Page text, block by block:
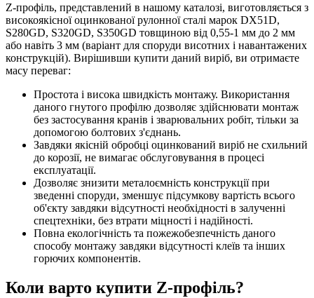
Z-профіль, представлений в нашому каталозі, виготовляється з
високоякісної оцинкованої рулонної сталі марок DX51D,
S280GD, S320GD, S350GD товщиною від 0,55-1 мм до 2 мм
або навіть 3 мм (варіант для споруди висотних і навантажених
конструкцій). Вирішивши купити даний виріб, ви отримаєте
масу переваг:
Простота і висока швидкість монтажу. Використання
даного гнутого профілю дозволяє здійснювати монтаж
без застосування кранів і зварювальних робіт, тільки за
допомогою болтових з'єднань.
Завдяки якісній обробці оцинкований виріб не схильний
до корозії, не вимагає обслуговування в процесі
експлуатації.
Дозволяє знизити металоємність конструкції при
зведенні споруди, зменшує підсумкову вартість всього
об'єкту завдяки відсутності необхідності в залученні
спецтехніки, без втрати міцності і надійності.
Повна екологічність та пожежобезпечність даного
способу монтажу завдяки відсутності клеїв та інших
горючих компонентів.
Коли варто купити Z-профіль?